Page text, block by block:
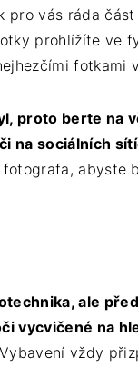
pro vás ráda
prohlížíte ve
fotkami
proto berte na
na sociálních
abyste
ale
vycvičené na
Vybavení vždy